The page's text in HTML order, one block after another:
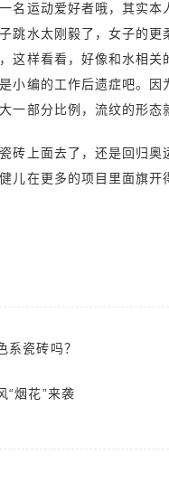
名运动爱好者哦，其实本
跳水太刚毅了，女子的更
这样看看，好像和水相关
小编的工作后遗症吧。因
一部分比例，流纹的形态
砖上面去了，还是回归奥
儿在更多的项目里面旗开
系瓷砖吗？
“烟花”来袭